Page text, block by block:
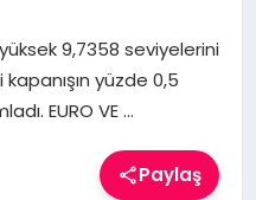
9,7358 seviyelerini
yüzde 0,5
EURO VE …
Paylaş